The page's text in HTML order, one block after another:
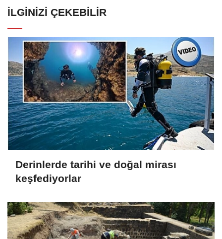
İLGINIZI ÇEKEBILIR
Derinlerde tarihi ve doğal mirası
keşfediyorlar